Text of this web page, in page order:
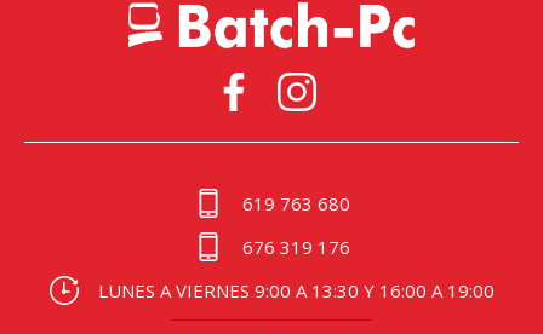
619 763 680
676 319 176
LUNES A VIERNES 9:00 A 13:30 Y 16:00 A 19:00